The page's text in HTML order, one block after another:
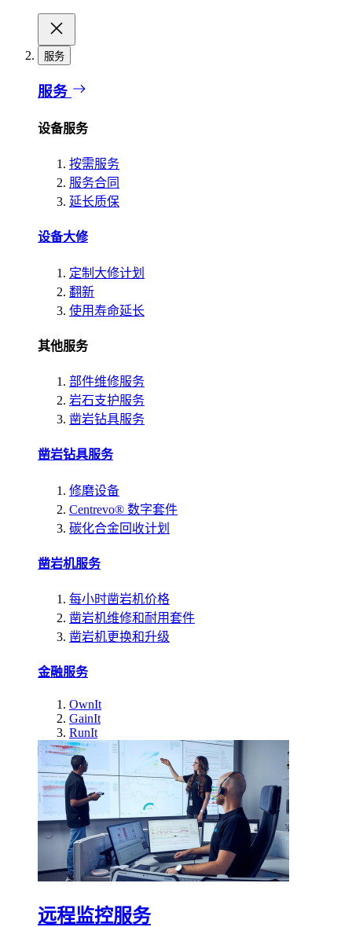
服务
服务
设备服务
按需服务
服务合同
延长质保
设备大修
定制大修计划
翻新
使用寿命延长
其他服务
部件维修服务
岩石支护服务
凿岩钻具服务
凿岩钻具服务
修磨设备
Centrevo® 数字套件
碳化合金回收计划
凿岩机服务
每小时凿岩机价格
凿岩机维修和耐用套件
凿岩机更换和升级
金融服务
OwnIt
GainIt
RunIt
远程监控服务